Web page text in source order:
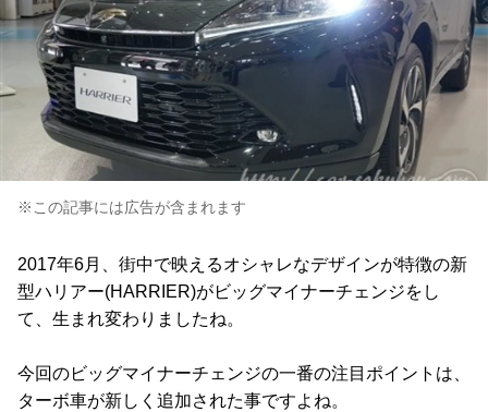
※この記事には広告が含まれます
2017年6月、街中で映えるオシャレなデザインが特徴の新
型ハリアー(HARRIER)がビッグマイナーチェンジをし
て、生まれ変わりましたね。
今回のビッグマイナーチェンジの一番の注目ポイントは、
ターボ車が新しく追加された事ですよね。